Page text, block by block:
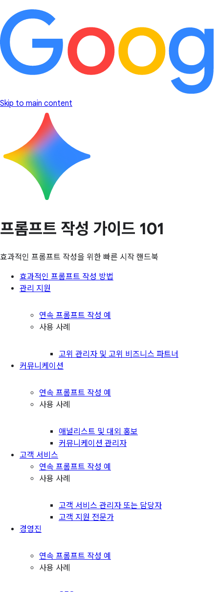
Skip to main content
프롬프트 작성 가이드 101
효과적인 프롬프트 작성을 위한 빠른 시작 핸드북
효과적인 프롬프트 작성 방법
관리 지원
연속 프롬프트 작성 예
사용 사례
고위 관리자 및 고위 비즈니스 파트너
커뮤니케이션
연속 프롬프트 작성 예
사용 사례
애널리스트 및 대외 홍보
커뮤니케이션 관리자
고객 서비스
연속 프롬프트 작성 예
사용 사례
고객 서비스 관리자 또는 담당자
고객 지원 전문가
경영진
연속 프롬프트 작성 예
사용 사례